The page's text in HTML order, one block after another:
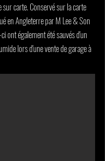
carte. Conservé sur la carte
en Angleterre par M Lee & Son
ont également été sauvés d'un
lors d'une vente de garage à